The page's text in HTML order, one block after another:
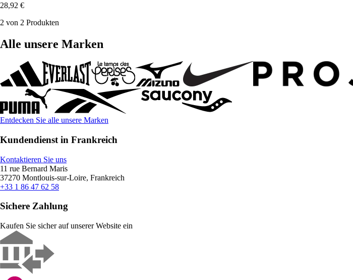
28,92 €
2 von 2 Produkten
Alle unsere Marken
Entdecken Sie alle unsere Marken
Kundendienst in Frankreich
Kontaktieren Sie uns
11 rue Bernard Maris
37270 Montlouis-sur-Loire, Frankreich
+33 1 86 47 62 58
Sichere Zahlung
Kaufen Sie sicher auf unserer Website ein